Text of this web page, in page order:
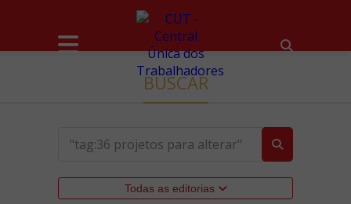
BUSCAR
Todas as editorias